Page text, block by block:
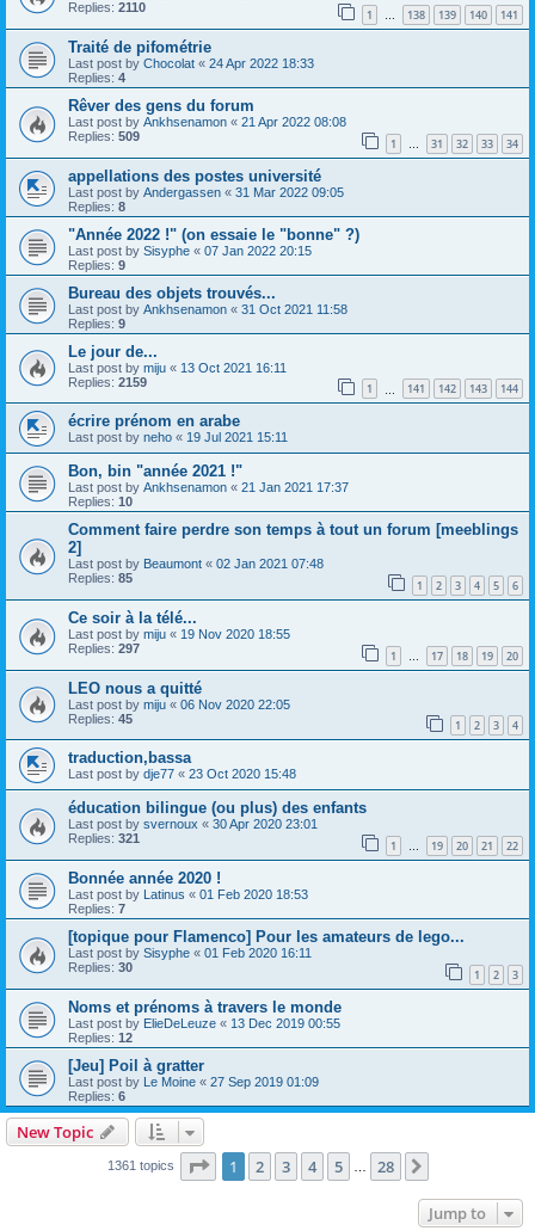
Replies: 2110 1 … 138 139 140 141
Traité de pifométrie
Last post by Chocolat « 24 Apr 2022 18:33
Replies: 4
Rêver des gens du forum
Last post by Ankhsenamon « 21 Apr 2022 08:08
Replies: 509 1 … 31 32 33 34
appellations des postes université
Last post by Andergassen « 31 Mar 2022 09:05
Replies: 8
"Année 2022 !" (on essaie le "bonne" ?)
Last post by Sisyphe « 07 Jan 2022 20:15
Replies: 9
Bureau des objets trouvés...
Last post by Ankhsenamon « 31 Oct 2021 11:58
Replies: 9
Le jour de...
Last post by miju « 13 Oct 2021 16:11
Replies: 2159 1 141 142 143 144
écrire prénom en arabe
Last post by neho « 19 Jul 2021 15:11
Bon, bin "année 2021 !"
Last post by Ankhsenamon « 21 Jan 2021 17:37
Replies: 10
Comment faire perdre son temps à tout un forum [meeblings
2]
Last post by Beaumont « 02 Jan 2021 07:48
Replies: 85 1 2 3 4 5 6
Ce soir à la télé...
Last post by miju « 19 Nov 2020 18:55
Replies: 297 1 … 17 18 19 20
LEO nous a quitté
Last post by miju « 06 Nov 2020 22:05
Replies: 45 1 2 3 4
traduction,bassa
Last post by dje77 « 23 Oct 2020 15:48
éducation bilingue (ou plus) des enfants
Last post by svernoux « 30 Apr 2020 23:01
Replies: 321 1 … 19 20 21 22
Bonnée année 2020 !
Last post by Latinus « 01 Feb 2020 18:53
Replies: 7
[topique pour Flamenco] Pour les amateurs de lego...
Last post by Sisyphe « 01 Feb 2020 16:11
Replies: 30 1 2 3
Noms et prénoms à travers le monde
Last post by ElieDeLeuze « 13 Dec 2019 00:55
Replies: 12
[Jeu] Poil à gratter
Last post by Le Moine « 27 Sep 2019 01:09
Replies: 6
New Topic
1361 topics Page 1of 28
1 2 3 4 5 28
Jump to